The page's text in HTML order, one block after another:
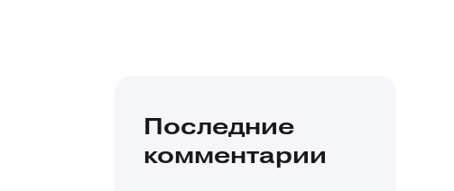
Последние
комментарии